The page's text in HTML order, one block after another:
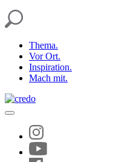
Thema.
Vor Ort.
Inspiration.
Mach mit.